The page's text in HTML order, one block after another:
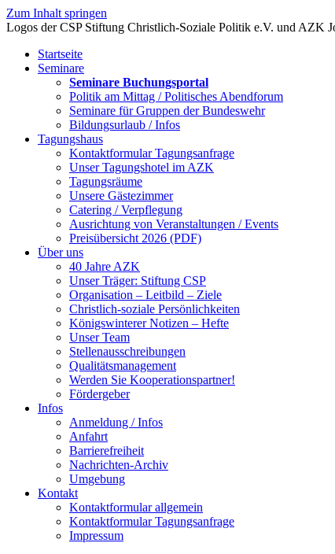
Zum Inhalt springen
Startseite
Seminare
Seminare Buchungsportal
Politik am Mittag / Politisches Abendforum
Seminare für Gruppen der Bundeswehr
Bildungsurlaub / Infos
Tagungshaus
Kontaktformular Tagungsanfrage
Unser Tagungshotel im AZK
Tagungsräume
Unsere Gästezimmer
Catering / Verpflegung
Ausrichtung von Veranstaltungen / Events
Preisübersicht 2026 (PDF)
Über uns
40 Jahre AZK
Unser Träger: Stiftung CSP
Organisation – Leitbild – Ziele
Christlich-soziale Persönlichkeiten
Königswinterer Notizen – Hefte
Unser Team
Stellenausschreibungen
Qualitätsmanagement
Werden Sie Kooperationspartner!
Fördergeber
Infos
Anmeldung / Infos
Anfahrt
Barrierefreiheit
Nachrichten-Archiv
Umgebung
Kontakt
Kontaktformular allgemein
Kontaktformular Tagungsanfrage
Impressum